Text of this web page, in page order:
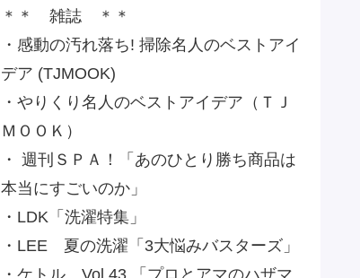
＊＊ 雑誌 ＊＊
・感動の汚れ落ち! 掃除名人のベストアイ
デア (TJMOOK)
・やりくり名人のベストアイデア（ＴＪ
ＭＯＯＫ）
・ 週刊ＳＰＡ！「あのひとり勝ち商品は
本当にすごいのか」
・LDK「洗濯特集」
・LEE 夏の洗濯「3大悩みバスターズ」
・ケトル Vol.43 「プロとアマのハザマ